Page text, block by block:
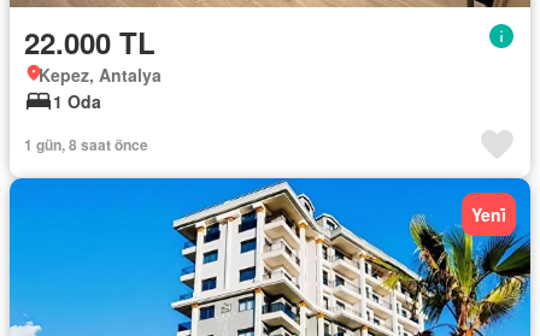
22.000 TL
Kepez, Antalya
1 Oda
1 gün, 8 saat önce
Yeni̇